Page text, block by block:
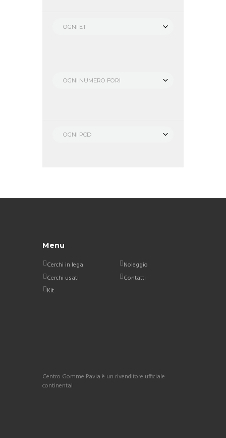
OGNI ET
OGNI NUMERO FORI
OGNI PCD
Menu
Cerchi in lega
Cerchi usati
Kit
Noleggio
Contatti
Centro Gomme Pavia è un rivenditore ufficiale
continental